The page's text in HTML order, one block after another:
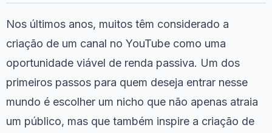
Nos últimos anos, muitos têm considerado a
criação de um canal no YouTube como uma
oportunidade viável de renda passiva. Um dos
primeiros passos para quem deseja entrar nesse
mundo é escolher um nicho que não apenas atraia
um público, mas que também inspire a criação de